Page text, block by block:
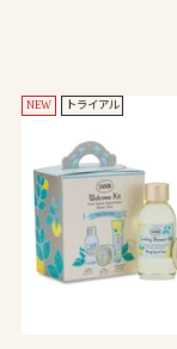
NEW トライアル